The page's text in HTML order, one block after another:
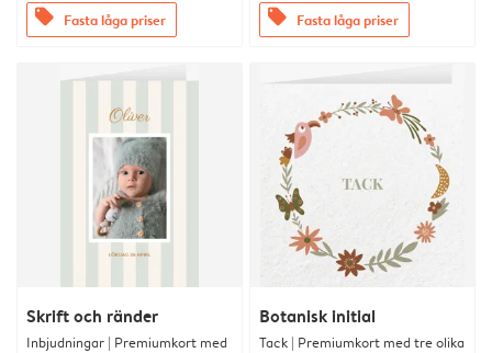
offers Fasta låga priser offers Fasta låga priser
Skrift och ränder
Inbjudningar | Premiumkort med
Botanisk initial
Tack | Premiumkort med tre olika